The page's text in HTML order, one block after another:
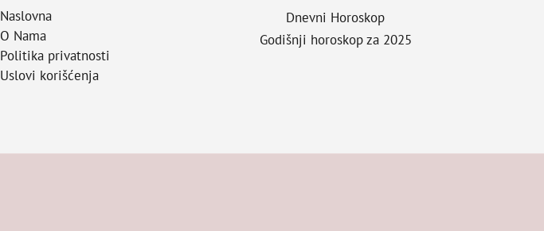
Naslovna
O Nama
Politika privatnosti
Uslovi korišćenja
Dnevni Horoskop
Godišnji horoskop za 2025